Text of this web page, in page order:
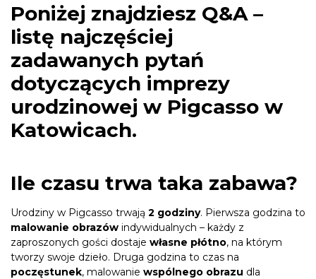
Poniżej znajdziesz Q&A –
listę najczęściej
zadawanych pytań
dotyczących imprezy
urodzinowej w Pigcasso w
Katowicach.
Ile czasu trwa taka zabawa?
Urodziny w Pigcasso trwają 2 godziny. Pierwsza godzina to
malowanie obrazów indywidualnych – każdy z
zaproszonych gości dostaje własne płótno, na którym
tworzy swoje dzieło. Druga godzina to czas na
poczęstunek, malowanie wspólnego obrazu dla